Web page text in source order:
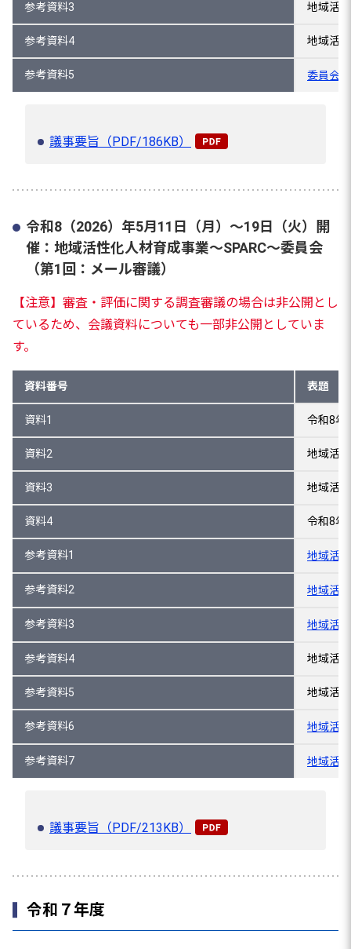
参考資料3 地域活
参考資料4 地域活
参考資料5 委員会
議事要旨（PDF/186KB）
令和8（2026）年5月11日（月）～19日（火）開
催：地域活性化人材育成事業～SPARC～委員会
（第1回：メール審議）
【注意】審査・評価に関する調査審議の場合は非公開とし
ているため、会議資料についても一部非公開としていま
す。
資料番号 表題
資料1 令和8年
資料2 地域活
資料3 地域活
資料4 令和8年
参考資料1 地域活
参考資料2 地域活
参考資料3 地域活
参考資料4 地域活
参考資料5 地域活
参考資料6 地域活
参考資料7 地域活
議事要旨（PDF/213KB）
令和７年度